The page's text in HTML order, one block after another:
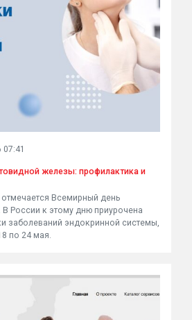
железы: профилактика и
Всемирный день
России к этому дню приурочена
заболеваний эндокринной системы,
по 24 мая.